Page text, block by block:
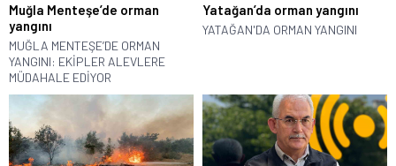
Muğla Menteşe’de orman
yangını
MUĞLA MENTEŞE’DE ORMAN
YANGINI: EKİPLER ALEVLERE
MÜDAHALE EDİYOR
Yatağan’da orman yangını
YATAĞAN'DA ORMAN YANGINI